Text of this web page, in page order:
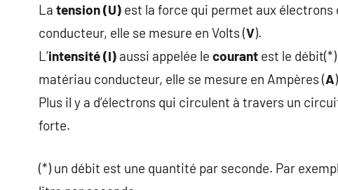
La tension (U)est la force qui permet aux électrons
conducteur, elle se mesure en Volts (V).
L’intensité (I)aussi appelée le courantest le débit(*)
matériau conducteur, elle se mesure en Ampères (A
Plus il y a d’électrons qui circulent à travers un
forte.
(*) un débit est une quantité par seconde. Par